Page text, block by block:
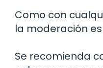
Como con
la moderación
Se recomienda